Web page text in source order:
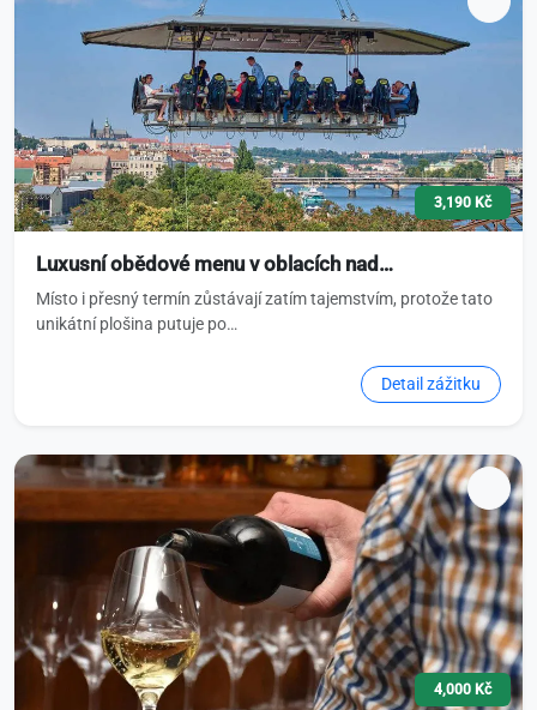
3,190 Kč
Luxusní obědové menu v oblacích nad…
Místo i přesný termín zůstávají zatím tajemstvím, protože tato
unikátní plošina putuje po…
Detail zážitku
4,000 Kč